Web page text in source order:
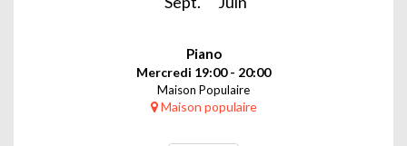
Piano
Mercredi 19:00 - 20:00
Maison Populaire
Maison populaire